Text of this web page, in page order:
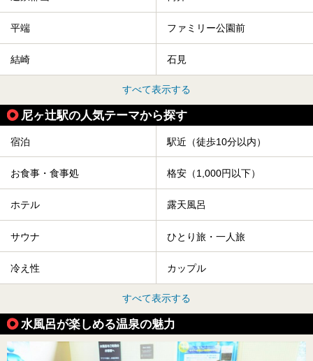
平端 ファミリー公園前
結崎 石見
すべて表示する
尼ヶ辻駅の人気テーマから探す
宿泊 駅近（徒歩10分以内）
お食事・食事処 格安（1,000円以下）
ホテル 露天風呂
サウナ ひとり旅・一人旅
冷え性 カップル
すべて表示する
水風呂が楽しめる温泉の魅力